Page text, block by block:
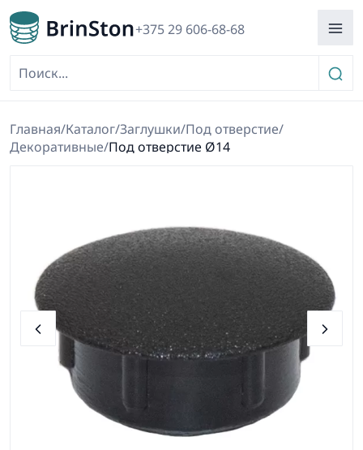
+375 29 606-68-68
Главная/Каталог/Заглушки/Под отверстие/
Декоративные/Под отверстие Ø14